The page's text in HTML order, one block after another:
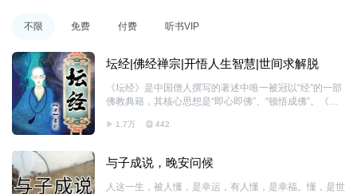
不限 免费 付费 听书VIP
坛经|佛经禅宗|开悟人生智慧|世间求解脱
《坛经》是中国僧人撰写的著述中唯一被冠以“经”的一部
佛教典籍，其核心思想是“即心即佛”、“顿悟成佛”。《坛
间求解脱”，主张把入世与出世统一起来。
1.7万 442
与子成说，晚安问候
人这一生，被人懂，是幸运，有人懂，是幸福。懂，是世